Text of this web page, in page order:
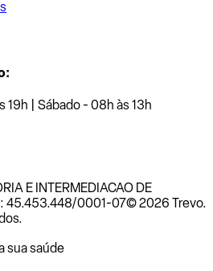
19h | Sábado - 08h às 13h
E INTERMEDIACAO DE
45.453.448/0001-07© 2026 Trevo.
sua saúde